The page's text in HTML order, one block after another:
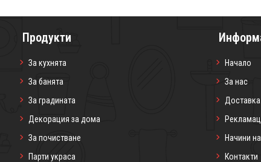
Продукти
За кухнята
За банята
За градината
Декорация за дома
За почистване
Парти украса
Начало
За нас
Доставка
Начини
Контакти